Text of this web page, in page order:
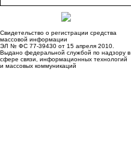
Свидетельство о регистрации средства
массовой информации
ЭЛ № ФС 77-39430 от 15 апреля 2010.
Выдано федеральной службой по надзору в
сфере связи, информационных технологий
и массовых коммуникаций